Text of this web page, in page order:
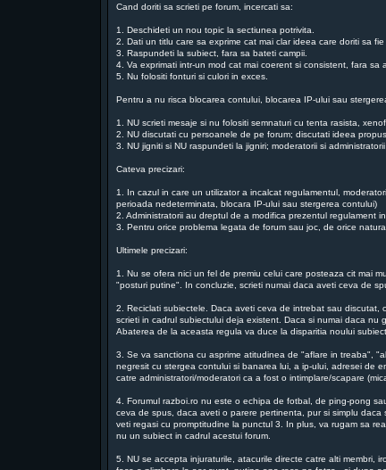
Cand doriti sa scrieti pe forum, incercati sa:
1. Deschideti un nou topic la sectiunea potrivita.
2. Dati un titlu care sa exprime cat mai clar ideea care doriti sa
3. Raspundeti la subiect, fara sa bateti campii.
4. Va exprimati intr-un mod cat mai coerent si consistent, fara
5. Nu folositi fonturi si culori in exces.
Pentru a nu risca blocarea contului, blocarea IP-ului sau
1. NU scrieti mesaje si nu folositi semnaturi cu tenta rasista,
2. NU discutati cu persoanele de pe forum; discutati ideea
3. NU jigniti si NU raspundeti la jigniri; moderatorii si
Cateva precizari:
1. In cazul in care un utilizator a incalcat regulamentul,
perioada nedeterminata, blocara IP-ului sau stergerea contului)
2. Administratorii au dreptul de a modifica prezentul regulament
3. Pentru orice problema legata de forum sau joc, de orice
Ultimele precizari:
1. Nu se ofera nici un fel de premiu celui care posteaza cit mai
"posturi putine". In concluzie, scrieti numai daca aveti ceva de
2. Reciclati subiectele. Daca aveti ceva de intrebat sau
scrieti in cadrul subiectului deja existent. Daca si numai daca
Abaterea de la aceasta regula va duce la disparitia noului
3. Se va sanctiona cu asprime atitudinea de "aflare in treaba",
negresit cu stergea contului si banarea lui, a ip-ului, adresei de
catre administratori/moderatori ca a fost o intimplare/scapare
4. Forumul razboi.ro nu este o echipa de fotbal, de ping-pong
ceva de spus, daca aveti o parere pertinenta, pur si simplu
veti regasi cu promptitudine la punctul 3. In plus, va rugam sa
nu un subiect in cadrul acestui forum.
5. NU se accepta injuraturile, atacurile directe catre alti membri,